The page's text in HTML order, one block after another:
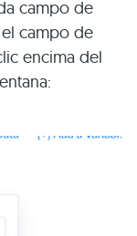
campo de
campo de
encima del